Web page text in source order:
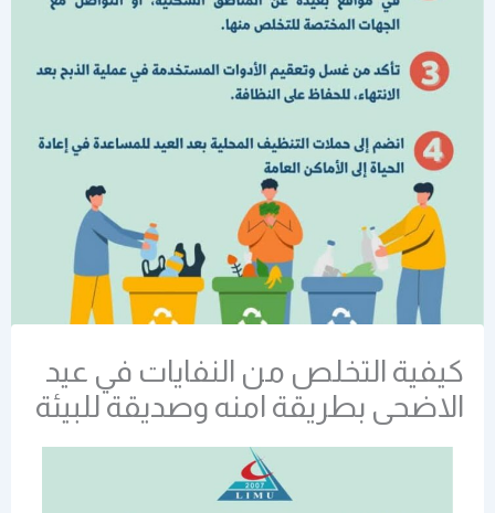
كيفية التخلص من النفايات في عيد
الاضحى بطريقة امنه وصديقة للبيئة